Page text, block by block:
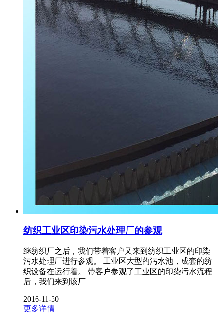
纺织工业区印染污水处理厂的参观
继纺织厂之后，我们带着客户又来到纺织工业区的印染
污水处理厂进行参观。 工业区大型的污水池，成套的纺
织设备在运行着。 带客户参观了工业区的印染污水流程
后，我们来到该厂
2016-11-30
更多详情